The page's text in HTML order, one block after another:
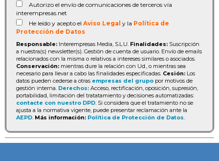
Autorizo el envío de comunicaciones de terceros vía
interempresas.net
He leído y acepto el Aviso Legal y la Política de
Protección de Datos
Responsable: Interempresas Media, S.L.U. Finalidades: Suscripción
a nuestra(s) newsletter(s). Gestión de cuenta de usuario. Envío de emails
relacionados con la misma o relativos a intereses similares o asociados.
Conservación: mientras dure la relación con Ud., o mientras sea
necesario para llevar a cabo las finalidades especificadas. Cesión: Los
datos pueden cederse a otras empresas del grupo por motivos de
gestión interna. Derechos: Acceso, rectificación, oposición, supresión,
portabilidad, limitación del tratatamiento y decisiones automatizadas:
contacte con nuestro DPD . Si considera que el tratamiento no se
ajusta a la normativa vigente, puede presentar reclamación ante la
AEPD Más información: Política de Protección de Datos